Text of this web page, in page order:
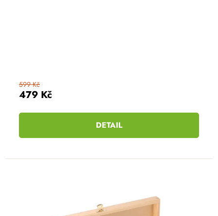
479 Kč
599 Kč
DETAIL